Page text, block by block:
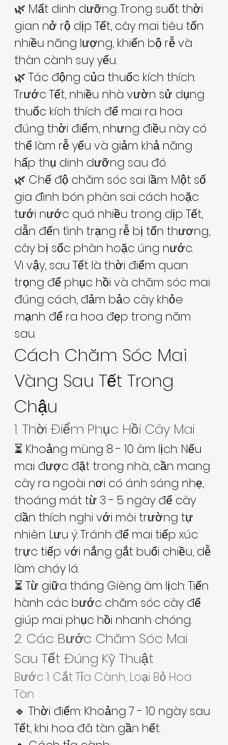
🌿 Mất dinh dưỡng: Trong suốt thời
gian nở rộ dịp Tết, cây mai tiêu tốn
nhiều năng lượng, khiến bộ rễ và
thân cành suy yếu.
🌿 Tác động của thuốc kích thích:
Trước Tết, nhiều nhà vườn sử dụng
thuốc kích thích để mai ra hoa
đúng thời điểm, nhưng điều này có
thể làm rễ yếu và giảm khả năng
hấp thụ dinh dưỡng sau đó.
🌿 Chế độ chăm sóc sai lầm: Một số
gia đình bón phân sai cách hoặc
tưới nước quá nhiều trong dịp Tết,
dẫn đến tình trạng rễ bị tổn thương,
cây bị sốc phân hoặc úng nước.
Vì vậy, sau Tết là thời điểm quan
trọng để phục hồi và chăm sóc mai
đúng cách, đảm bảo cây khỏe
mạnh để ra hoa đẹp trong năm
sau.
Cách Chăm Sóc Mai
Vàng Sau Tết Trong
Chậu
1. Thời Điểm Phục Hồi Cây Mai
⏳ Khoảng mùng 8 - 10 âm lịch: Nếu
mai được đặt trong nhà, cần mang
cây ra ngoài nơi có ánh sáng nhẹ,
thoáng mát từ 3 - 5 ngày để cây
dần thích nghi với môi trường tự
nhiên. Lưu ý: Tránh để mai tiếp xúc
trực tiếp với nắng gắt buổi chiều, dễ
làm cháy lá.
⏳ Từ giữa tháng Giêng âm lịch: Tiến
hành các bước chăm sóc cây để
giúp mai phục hồi nhanh chóng.
2. Các Bước Chăm Sóc Mai
Sau Tết Đúng Kỹ Thuật
Bước 1: Cắt Tỉa Cành, Loại Bỏ Hoa
Tàn
🔹 Thời điểm: Khoảng 7 - 10 ngày sau
Tết, khi hoa đã tàn gần hết.